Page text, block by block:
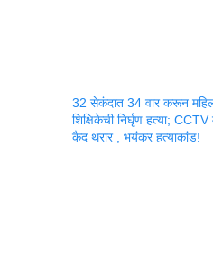
32 सेकंदात 34 वार करून
शिक्षिकेची निर्घृण हत्या; CCTV
कैद थरार , भयंकर हत्याकांड!